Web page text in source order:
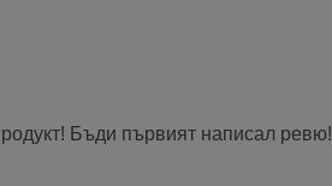
Бъди първият написал ревю!